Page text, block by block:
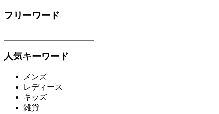
フリーワード
人気キーワード
メンズ
レディース
キッズ
雑貨